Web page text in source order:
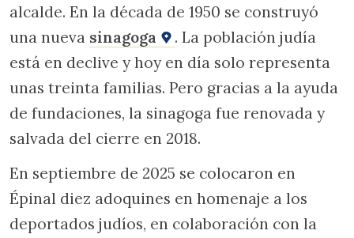
alcalde. En la década de 1950 se construyó
una nueva sinagoga
. La población judía
está en declive y hoy en día solo representa
unas treinta familias. Pero gracias a la ayuda
de fundaciones, la sinagoga fue renovada y
salvada del cierre en 2018.
En septiembre de 2025 se colocaron en
Épinal diez adoquines en homenaje a los
deportados judíos, en colaboración con la